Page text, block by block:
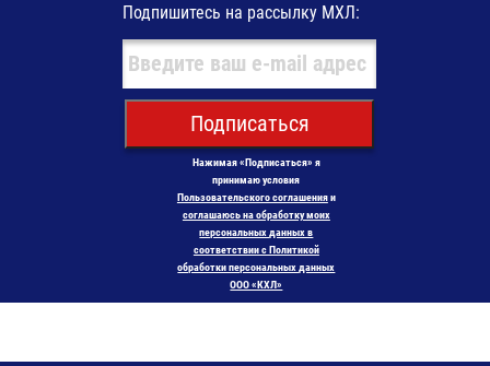
Подпишитесь на рассылку МХЛ:
Подписаться
Нажимая «Подписаться» я
принимаю условия
Пользовательского соглашенияи
соглашаюсь на обработку моих
персональных данных в
соответствии с Политикой
обработки персональных данных
ООО «КХЛ»